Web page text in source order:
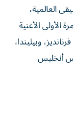
العالمية،
الأولى الأغنية
وبيليندا،
أنخليس